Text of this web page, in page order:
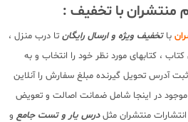
منتشران با تخفیف :
باتخفیف ویژه و ارسال رایگان تا درب منزل ،
، کتابهای مورد نظر خود را انتخاب و به
آدرس تحویل گیرنده مبلغ سفارش را آنلاین
در اینجا شامل ضمانت اصالت و تعویض
منتشران مثلدرس یار و تست جامع و